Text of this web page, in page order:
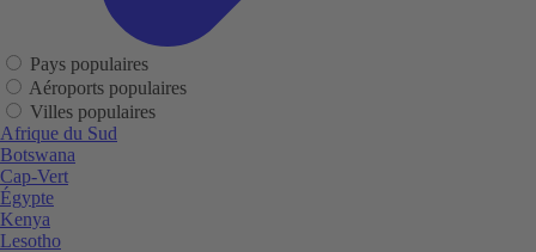
Pays populaires
Aéroports populaires
Villes populaires
Afrique du Sud
Botswana
Cap-Vert
Égypte
Kenya
Lesotho